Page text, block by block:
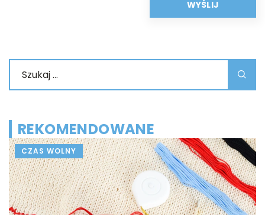
REKOMENDOWANE
DOM I WNĘTRZE